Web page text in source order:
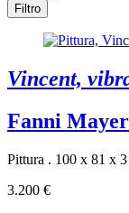
Filtro
Vincent,
Fanni Mayer
Pittura . 100 x 81 x
3.200 €